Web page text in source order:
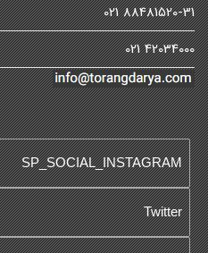
88481520-31 021
42034000 021
SP_SOCIAL_INSTAGRAM
Twitter